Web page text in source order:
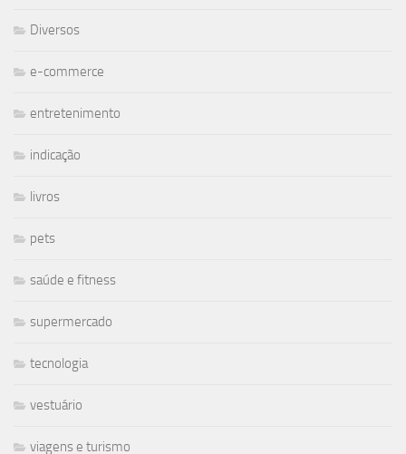
Diversos
e-commerce
entretenimento
indicação
livros
pets
saúde e fitness
supermercado
tecnologia
vestuário
viagens e turismo